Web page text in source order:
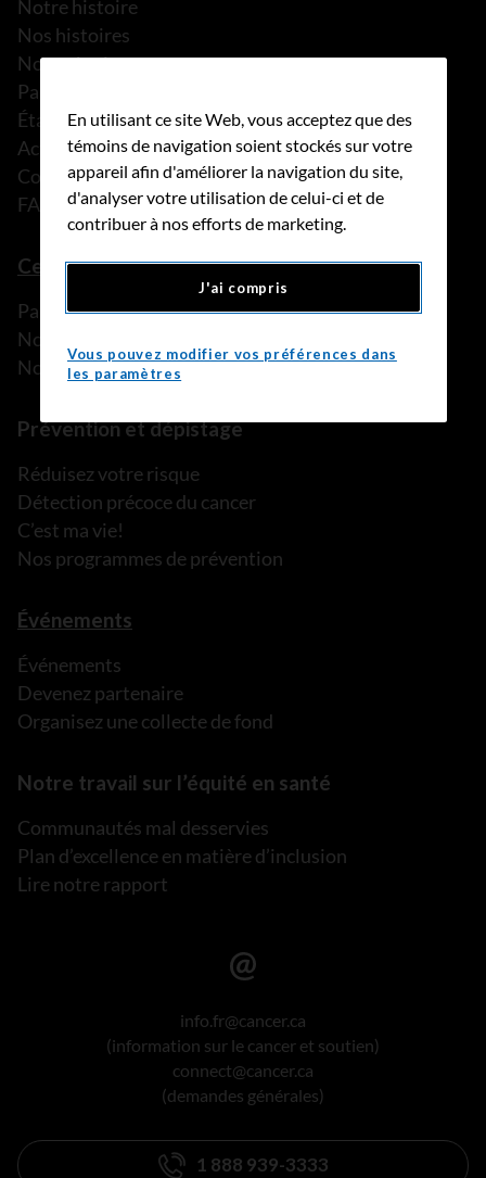
Notre histoire
Nos histoires
Notre équipe
Partenariats
États financiers
Actualités
Communiqués de presse
FAQ
Ce que nous pouvons faire
Parler à une personne de confiance
Nos programmes et services
Nos ressources
Prévention et dépistage
Réduisez votre risque
Détection précoce du cancer
C’est ma vie!
Nos programmes de prévention
Événements
Événements
Devenez partenaire
Organisez une collecte de fond
Notre travail sur l’équité en santé
Communautés mal desservies
Plan d’excellence en matière d’inclusion
Lire notre rapport
info.fr@cancer.ca
(information sur le cancer et soutien)
connect@cancer.ca
(demandes générales)
1 888 939-3333
En utilisant ce site Web, vous acceptez que des
témoins de navigation soient stockés sur votre
appareil afin d'améliorer la navigation du site,
d'analyser votre utilisation de celui-ci et de
contribuer à nos efforts de marketing.
J'ai compris
Vous pouvez modifier vos préférences dans
les paramètres